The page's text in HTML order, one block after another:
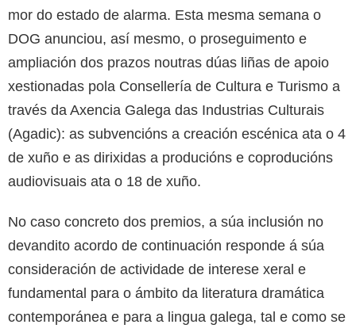
mor do estado de alarma. Esta mesma semana o
DOG anunciou, así mesmo, o proseguimento e
ampliación dos prazos noutras dúas liñas de apoio
xestionadas pola Consellería de Cultura e Turismo a
través da Axencia Galega das Industrias Culturais
(Agadic): as subvencións a creación escénica ata o 4
de xuño e as dirixidas a producións e coproducións
audiovisuais ata o 18 de xuño.
No caso concreto dos premios, a súa inclusión no
devandito acordo de continuación responde á súa
consideración de actividade de interese xeral e
fundamental para o ámbito da literatura dramática
contemporánea e para a lingua galega, tal e como se